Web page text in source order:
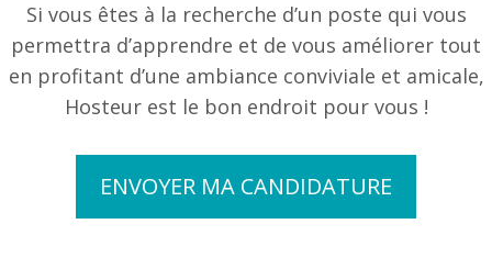
Si vous êtes à la recherche d’un poste qui vous
permettra d’apprendre et de vous améliorer tout
en profitant d’une ambiance conviviale et amicale,
Hosteur est le bon endroit pour vous !
ENVOYER MA CANDIDATURE